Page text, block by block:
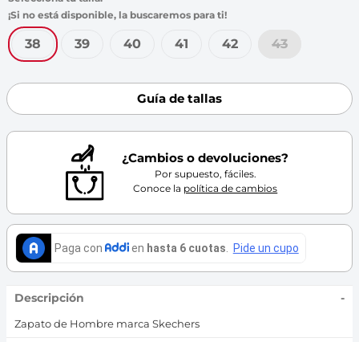
38 39 40 41 42 43
Guía de tallas
¿Cambios o devoluciones?
Por supuesto, fáciles.
Conoce la política de cambios
Descripción -
Zapato de Hombre marca Skechers
8.
skechers
cartago
10. bubble gummers